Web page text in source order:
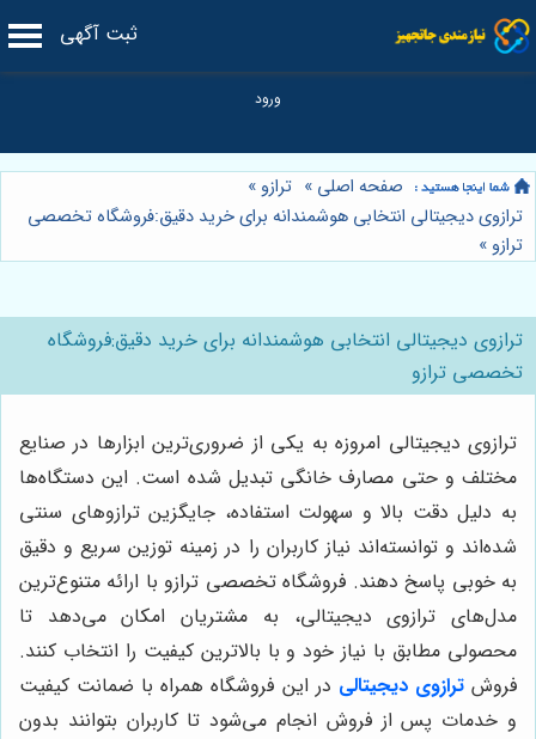
ثبت آگهی
صفحه اصلی » ترازو »
ترازوی دیجیتالی انتخابی هوشمندانه برای خرید دقیق:فروشگاه تخصصی
ترازو »
ترازوی دیجیتالی انتخابی هوشمندانه برای خرید دقیق:فروشگاه
تخصصی ترازو
ترازوی دیجیتالی امروزه به یکی از ضروری‌ترین ابزارها در صنایع
مختلف و حتی مصارف خانگی تبدیل شده است. این دستگاه‌ها
به دلیل دقت بالا و سهولت استفاده، جایگزین ترازوهای سنتی
شده‌اند و توانسته‌اند نیاز کاربران را در زمینه توزین سریع و دقیق
به خوبی پاسخ دهند. فروشگاه تخصصی ترازو با ارائه متنوع‌ترین
مدل‌های ترازوی دیجیتالی، به مشتریان امکان می‌دهد تا
محصولی مطابق با نیاز خود و با بالاترین کیفیت را انتخاب کنند.
فروش ترازوی دیجیتالی در این فروشگاه همراه با ضمانت کیفیت
و خدمات پس از فروش انجام می‌شود تا کاربران بتوانند بدون